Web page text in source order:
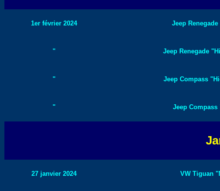
1er février 2024 Jeep
" Jeep Renegade
" Jeep Compass
" Jeep Compass
27 janvier 2024 VW Tiguan